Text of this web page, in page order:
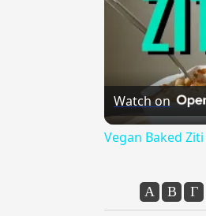
Watch on
Vegan Baked
Α Β Γ